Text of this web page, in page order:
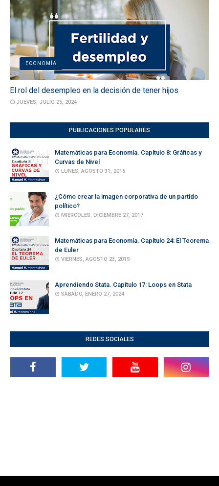
ECONOMÍA
El rol del desempleo en la decisión de tener hijos
JUEVES, JULIO 25, 2024
PUBLICACIONES POPULARES
Matemáticas para Economía. Capítulo 8: Gráficas y
Curvas de Nivel
LUNES, AGOSTO 31, 2015
¿Cómo crear la imagen corporativa de un partido
político?
MIÉRCOLES, DICIEMBRE 27, 2017
Matemáticas para Economía. Capítulo 24: El Teorema
de Euler
VIERNES, AGOSTO 23, 2019
Aprendiendo Stata. Capítulo 17: Loops en Stata
SÁBADO, ENERO 27, 2024
REDES SOCIALES